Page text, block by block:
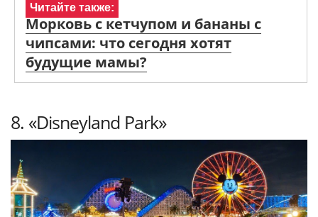
Читайте также:
Морковь с кетчупом и бананы с
чипсами: что сегодня хотят
будущие мамы?
8. «Disneyland Park»